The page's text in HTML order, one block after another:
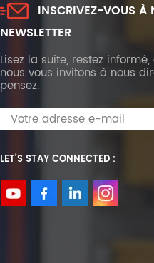
INSCRIVEZ-VOUS À
NEWSLETTER
Lisez la suite, restez
nous vous invitons à nous
pensez.
LET’S STAY CONNECTED :